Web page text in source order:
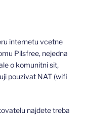
internetu vcetne
Pilsfree, nejedna
o komunitni sit,
pouzivat NAT (wifi
najdete treba